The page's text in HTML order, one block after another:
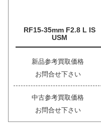
RF15-35mm F2.8 L IS
USM
新品参考買取価格
お問合せ下さい
中古参考買取価格
お問合せ下さい